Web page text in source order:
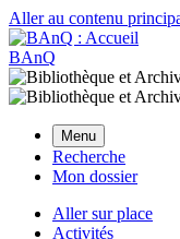
Aller au contenu
BAnQ
Menu
Recherche
Mon dossier
Aller sur place
Activités